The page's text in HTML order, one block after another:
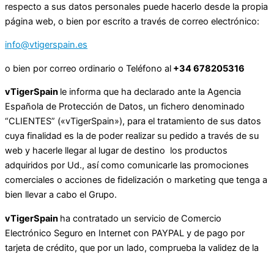
respecto a sus datos personales puede hacerlo desde la propia
página web, o bien por escrito a través de correo electrónico:
info@vtigerspain.es
o bien por correo ordinario o Teléfono al +34 678205316
vTigerSpain le informa que ha declarado ante la Agencia
Española de Protección de Datos, un fichero denominado
“CLIENTES” («vTigerSpain»), para el tratamiento de sus datos
cuya finalidad es la de poder realizar su pedido a través de su
web y hacerle llegar al lugar de destino los productos
adquiridos por Ud., así como comunicarle las promociones
comerciales o acciones de fidelización o marketing que tenga a
bien llevar a cabo el Grupo.
vTigerSpain ha contratado un servicio de Comercio
Electrónico Seguro en Internet con PAYPAL y de pago por
tarjeta de crédito, que por un lado, comprueba la validez de la